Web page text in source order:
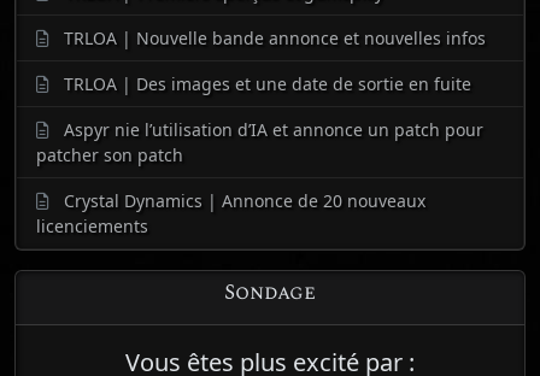
TRLOA | Nouvelle bande annonce et nouvelles infos
TRLOA | Des images et une date de sortie en fuite
Aspyr nie l’utilisation d’IA et annonce un patch pour
patcher son patch
Crystal Dynamics | Annonce de 20 nouveaux
licenciements
Sondage
Vous êtes plus excité par :